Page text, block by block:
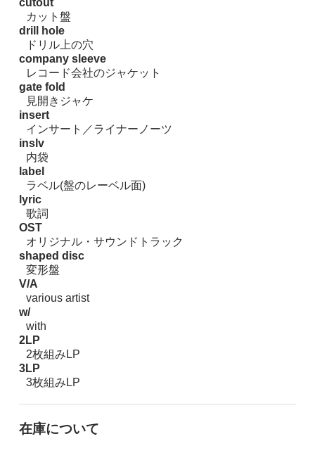
cutout
カット盤
drill hole
ドリル上の穴
company sleeve
レコード会社のジャケット
gate fold
見開きジャケ
insert
インサート／ライナーノーツ
inslv
内袋
label
ラベル(盤のレーベル面)
lyric
歌詞
OST
オリジナル・サウンドトラック
shaped disc
変形盤
V/A
various artist
w/
with
2LP
2枚組みLP
3LP
3枚組みLP
在庫について